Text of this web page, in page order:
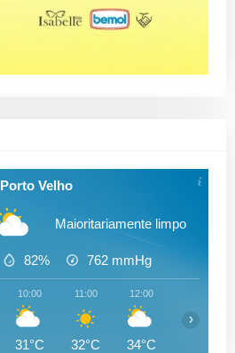
Porto Velho
Maioritariamente limpo
82% 762 mmHg
10:00
31°C
11:00
32°C
12:00
34°C
›